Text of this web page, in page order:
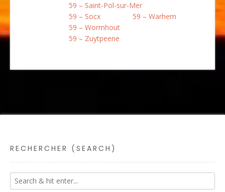
59 – Saint-Pol-sur-Mer
59 – Socx
59 – Warhem
59 – Wormhout
59 – Zuytpeene
RECHERCHER (SEARCH)